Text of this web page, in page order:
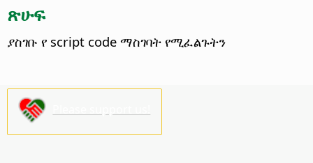
ጽሁፍ
ያስገቡ የ script code ማስገባት የሚፈልጉትን